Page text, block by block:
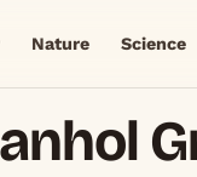
Nature Science